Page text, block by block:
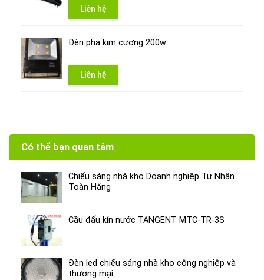
Liên hệ
Đèn pha kim cương 200w
Liên hệ
Có thể bạn quan tâm
Chiếu sáng nhà kho Doanh nghiệp Tư Nhân
Toàn Hằng
Cầu đấu kín nước TANGENT MTC-TR-3S
Đèn led chiếu sáng nhà kho công nghiệp và
thương mại